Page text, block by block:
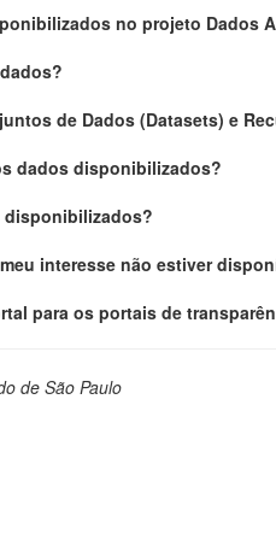
no projeto Dados
de Dados (Datasets) e
dados disponibilizados?
disponibilizados?
interesse não estiver
para os portais de
de São Paulo